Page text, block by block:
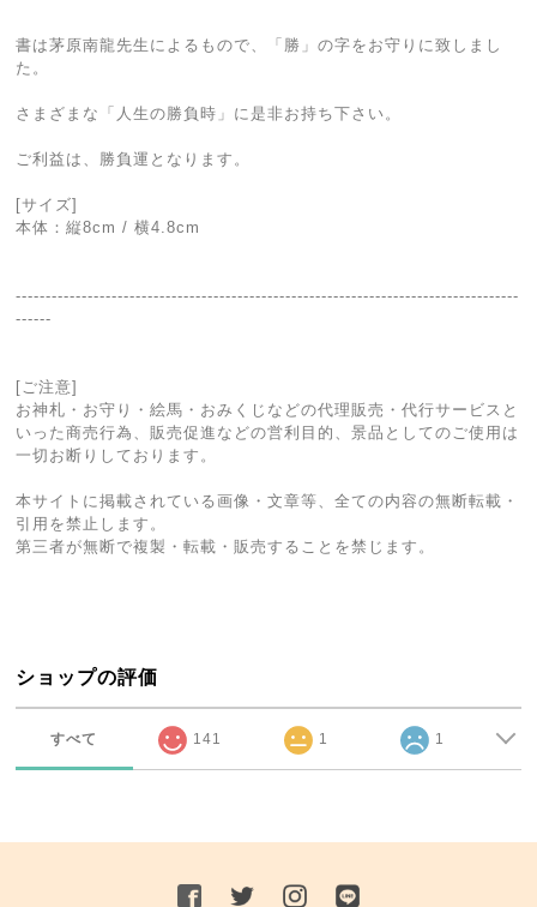
書は茅原南龍先生によるもので、「勝」の字をお守りに致しまし
た。
さまざまな「人生の勝負時」に是非お持ち下さい。
ご利益は、勝負運となります。
[サイズ]
本体：縦8cm / 横4.8cm
------------------------------------------------------------------------------------
------
[ご注意]
お神札・お守り・絵馬・おみくじなどの代理販売・代行サービスと
いった商売行為、販売促進などの営利目的、景品としてのご使用は
一切お断りしております。
本サイトに掲載されている画像・文章等、全ての内容の無断転載・
引用を禁止します。
第三者が無断で複製・転載・販売することを禁じます。
ショップの評価
すべて 141 1 1